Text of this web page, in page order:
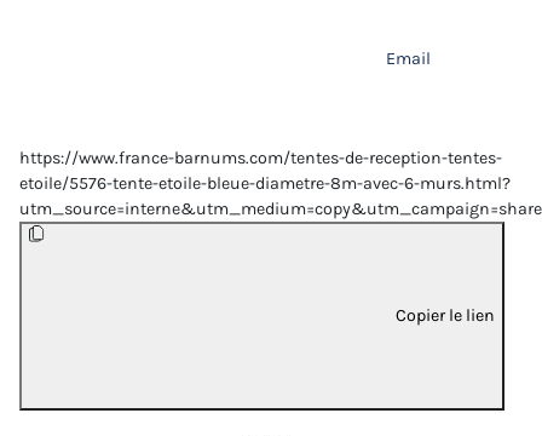
Email
https://www.france-barnums.com/tentes-de-reception-tentes-
etoile/5576-tente-etoile-bleue-diametre-8m-avec-6-murs.html?
Copier le lien